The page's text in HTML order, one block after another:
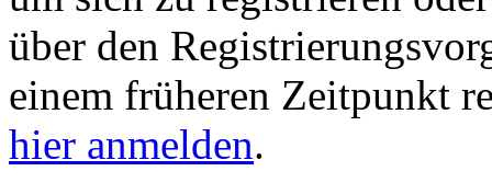
über den
einem früheren Zeitpunkt
hier anmelden.